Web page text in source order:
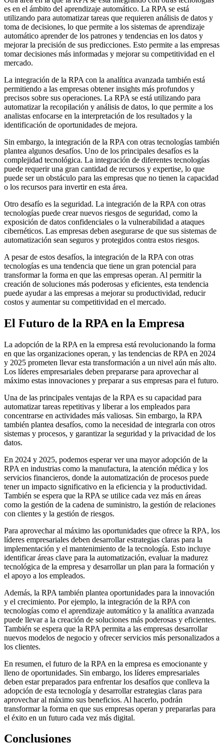
es en el ámbito del aprendizaje automático. La RPA se está
utilizando para automatizar tareas que requieren análisis de datos y
toma de decisiones, lo que permite a los sistemas de aprendizaje
automático aprender de los patrones y tendencias en los datos y
mejorar la precisión de sus predicciones. Esto permite a las empresas
tomar decisiones más informadas y mejorar su competitividad en el
mercado.
La integración de la RPA con la analítica avanzada también está
permitiendo a las empresas obtener insights más profundos y
precisos sobre sus operaciones. La RPA se está utilizando para
automatizar la recopilación y análisis de datos, lo que permite a los
analistas enfocarse en la interpretación de los resultados y la
identificación de oportunidades de mejora.
Sin embargo, la integración de la RPA con otras tecnologías también
plantea algunos desafíos. Uno de los principales desafíos es la
complejidad tecnológica. La integración de diferentes tecnologías
puede requerir una gran cantidad de recursos y expertise, lo que
puede ser un obstáculo para las empresas que no tienen la capacidad
o los recursos para invertir en esta área.
Otro desafío es la seguridad. La integración de la RPA con otras
tecnologías puede crear nuevos riesgos de seguridad, como la
exposición de datos confidenciales o la vulnerabilidad a ataques
cibernéticos. Las empresas deben asegurarse de que sus sistemas de
automatización sean seguros y protegidos contra estos riesgos.
A pesar de estos desafíos, la integración de la RPA con otras
tecnologías es una tendencia que tiene un gran potencial para
transformar la forma en que las empresas operan. Al permitir la
creación de soluciones más poderosas y eficientes, esta tendencia
puede ayudar a las empresas a mejorar su productividad, reducir
costos y aumentar su competitividad en el mercado.
El Futuro de la RPA en la Empresa
La adopción de la RPA en la empresa está revolucionando la forma
en que las organizaciones operan, y las tendencias de RPA en 2024
y 2025 prometen llevar esta transformación a un nivel aún más alto.
Los líderes empresariales deben prepararse para aprovechar al
máximo estas innovaciones y preparar a sus empresas para el futuro.
Una de las principales ventajas de la RPA es su capacidad para
automatizar tareas repetitivas y liberar a los empleados para
concentrarse en actividades más valiosas. Sin embargo, la RPA
también plantea desafíos, como la necesidad de integrarla con otros
sistemas y procesos, y garantizar la seguridad y la privacidad de los
datos.
En 2024 y 2025, podemos esperar ver una mayor adopción de la
RPA en industrias como la manufactura, la atención médica y los
servicios financieros, donde la automatización de procesos puede
tener un impacto significativo en la eficiencia y la productividad.
También se espera que la RPA se utilice cada vez más en áreas
como la gestión de la cadena de suministro, la gestión de relaciones
con clientes y la gestión de riesgos.
Para aprovechar al máximo las oportunidades que ofrece la RPA, los
líderes empresariales deben desarrollar estrategias claras para la
implementación y el mantenimiento de la tecnología. Esto incluye
identificar áreas clave para la automatización, evaluar la madurez
tecnológica de la empresa y desarrollar un plan para la formación y
el apoyo a los empleados.
Además, la RPA también plantea oportunidades para la innovación
y el crecimiento. Por ejemplo, la integración de la RPA con
tecnologías como el aprendizaje automático y la analítica avanzada
puede llevar a la creación de soluciones más poderosas y eficientes.
También se espera que la RPA permita a las empresas desarrollar
nuevos modelos de negocio y ofrecer servicios más personalizados a
los clientes.
En resumen, el futuro de la RPA en la empresa es emocionante y
lleno de oportunidades. Sin embargo, los líderes empresariales
deben estar preparados para enfrentar los desafíos que conlleva la
adopción de esta tecnología y desarrollar estrategias claras para
aprovechar al máximo sus beneficios. Al hacerlo, podrán
transformar la forma en que sus empresas operan y prepararlas para
el éxito en un futuro cada vez más digital.
Conclusiones